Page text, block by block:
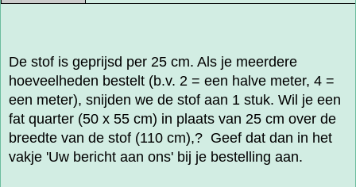
De stof is geprijsd per 25 cm. Als je meerdere
hoeveelheden bestelt (b.v. 2 = een halve meter, 4 =
een meter), snijden we de stof aan 1 stuk. Wil je een
fat quarter (50 x 55 cm) in plaats van 25 cm over de
breedte van de stof (110 cm),? Geef dat dan in het
vakje 'Uw bericht aan ons' bij je bestelling aan.